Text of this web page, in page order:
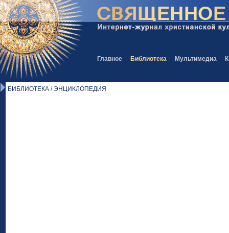
Главное Библиотека Мультимедиа
БИБЛИОТЕКА / ЭНЦИКЛОПЕДИЯ